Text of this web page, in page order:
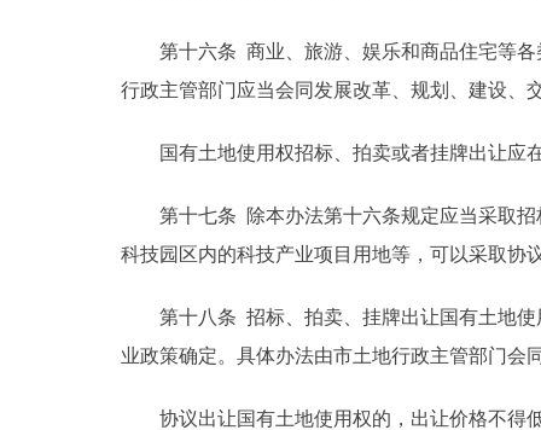
第十六条 商业、旅游、娱乐和商品住宅等各
行政主管部门应当会同发展改革、规划、建设、
国有土地使用权招标、拍卖或者挂牌出让应
第十七条 除本办法第十六条规定应当采取招
科技园区内的科技产业项目用地等，可以采取协
第十八条 招标、拍卖、挂牌出让国有土地使
业政策确定。具体办法由市土地行政主管部门会
协议出让国有土地使用权的，出让价格不得